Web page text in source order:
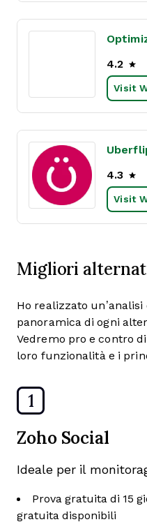
4.2
Visit
4.3
Visit
Migliori
Ho realizzato
panoramica di ogni
Vedremo pro e contro
loro funzionalità e i
1
Zoho Social
Ideale per il
Prova gratuita di 15
gratuita disponibili